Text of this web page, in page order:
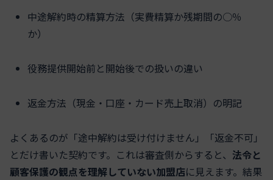
中途解約時の精算方法（実費精算か残期間の○％
か）
役務提供開始前と開始後での扱いの違い
返金方法（現金・口座・カード売上取消）の明記
よくあるのが「途中解約は受け付けません」「返金不可」
とだけ書いた契約です。これは審査側からすると、 法令と
顧客保護の観点を理解していない加盟店に見えます。結果